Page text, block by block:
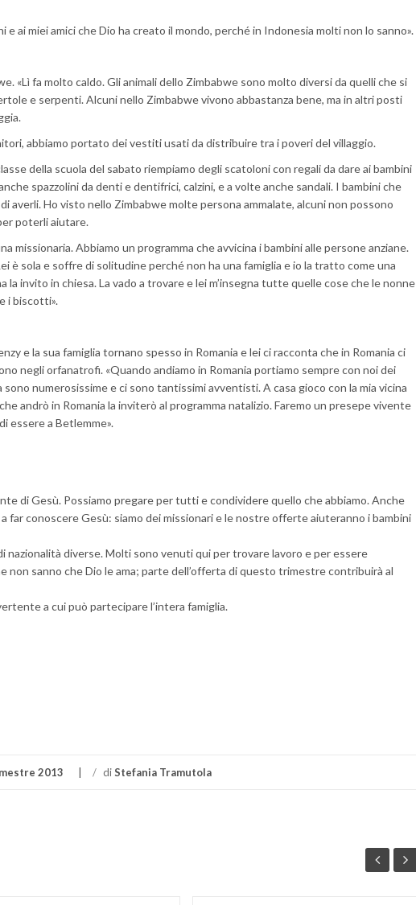
e ai miei amici che Dio ha creato il mondo, perché in Indonesia molti non lo sanno».
«Lì fa molto caldo. Gli animali dello Zimbabwe sono molto diversi da quelli che si
e serpenti. Alcuni nello Zimbabwe vivono abbastanza bene, ma in altri posti
abbiamo portato dei vestiti usati da distribuire tra i poveri del villaggio.
della scuola del sabato riempiamo degli scatoloni con regali da dare ai bambini
spazzolini da denti e dentifrici, calzini, e a volte anche sandali. I bambini che
averli. Ho visto nello Zimbabwe molte persona ammalate, alcuni non possono
poterli aiutare.
missionaria. Abbiamo un programma che avvicina i bambini alle persone anziane.
è sola e soffre di solitudine perché non ha una famiglia e io la tratto come una
la invito in chiesa. La vado a trovare e lei m’insegna tutte quelle cose che le nonne
i biscotti».
e la sua famiglia tornano spesso in Romania e lei ci racconta che in Romania ci
negli orfanatrofi. «Quando andiamo in Romania portiamo sempre con noi dei
numerosissime e ci sono tantissimi avventisti. A casa gioco con la mia vicina
andrò in Romania la inviterò al programma natalizio. Faremo un presepe vivente
essere a Betlemme».
di Gesù. Possiamo pregare per tutti e condividere quello che abbiamo. Anche
conoscere Gesù: siamo dei missionari e le nostre offerte aiuteranno i bambini
nazionalità diverse. Molti sono venuti qui per trovare lavoro e per essere
non sanno che Dio le ama; parte dell’offerta di questo trimestre contribuirà al
a cui può partecipare l’intera famiglia.
2013 / diStefania Tramutola